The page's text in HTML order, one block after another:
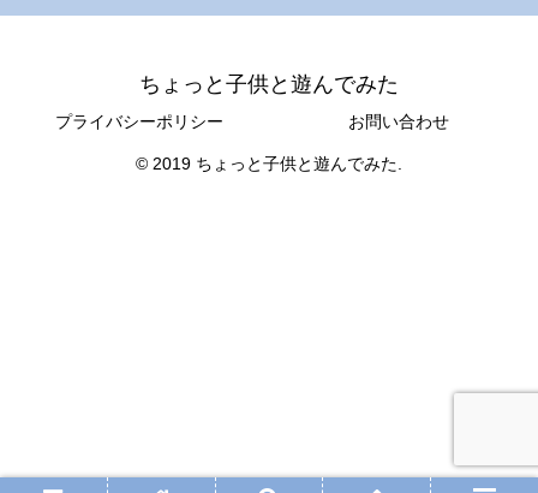
ちょっと子供と遊んでみた
プライバシーポリシー お問い合わせ
© 2019 ちょっと子供と遊んでみた.